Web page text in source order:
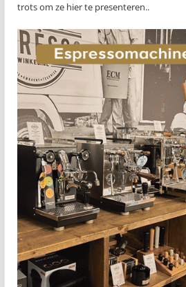
trots om ze hier te presenteren..